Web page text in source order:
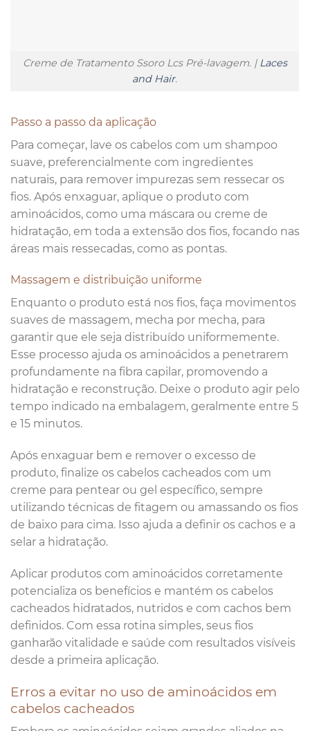
Creme de Tratamento Ssoro Lcs Pré-lavagem. | Laces
and Hair.
Passo a passo da aplicação
Para começar, lave os cabelos com um shampoo
suave, preferencialmente com ingredientes
naturais, para remover impurezas sem ressecar os
fios. Após enxaguar, aplique o produto com
aminoácidos, como uma máscara ou creme de
hidratação, em toda a extensão dos fios, focando nas
áreas mais ressecadas, como as pontas.
Massagem e distribuição uniforme
Enquanto o produto está nos fios, faça movimentos
suaves de massagem, mecha por mecha, para
garantir que ele seja distribuído uniformemente.
Esse processo ajuda os aminoácidos a penetrarem
profundamente na fibra capilar, promovendo a
hidratação e reconstrução. Deixe o produto agir pelo
tempo indicado na embalagem, geralmente entre 5
e 15 minutos.
Após enxaguar bem e remover o excesso de
produto, finalize os cabelos cacheados com um
creme para pentear ou gel específico, sempre
utilizando técnicas de fitagem ou amassando os fios
de baixo para cima. Isso ajuda a definir os cachos e a
selar a hidratação.
Aplicar produtos com aminoácidos corretamente
potencializa os benefícios e mantém os cabelos
cacheados hidratados, nutridos e com cachos bem
definidos. Com essa rotina simples, seus fios
ganharão vitalidade e saúde com resultados visíveis
desde a primeira aplicação.
Erros a evitar no uso de aminoácidos em
cabelos cacheados